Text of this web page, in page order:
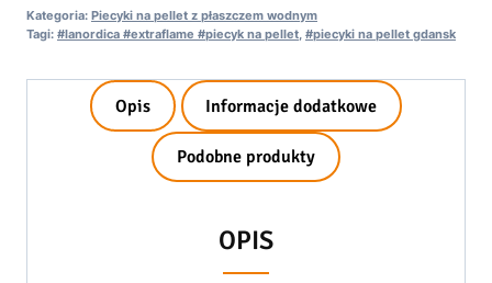
Kategoria: Piecyki na pellet z płaszczem wodnym
Tagi: #lanordica #extraflame #piecyk na pellet, #piecyki na pellet gdansk
Opis Informacje dodatkowe
Podobne produkty
OPIS